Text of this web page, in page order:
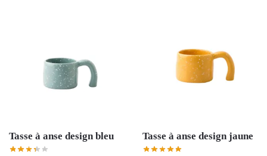
Tasse à anse design bleu Tasse à anse design jaune